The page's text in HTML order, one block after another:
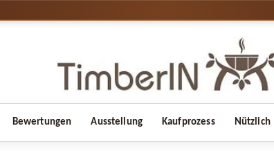
Bewertungen Ausstellung Kaufprozess Nützlich